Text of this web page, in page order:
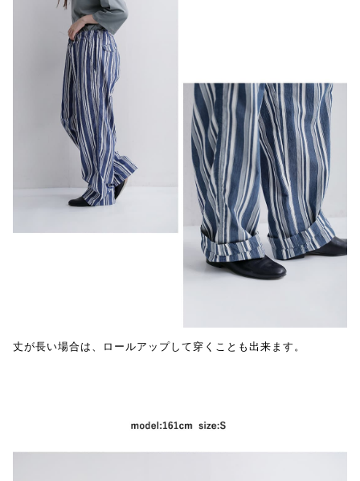
丈が長い場合は、ロールアップして穿くことも出来ます。